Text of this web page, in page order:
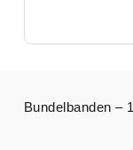
Bundelbanden –